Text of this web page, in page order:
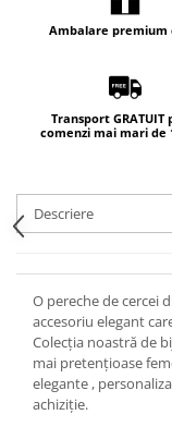
Ambalare premium
Transport GRATUIT
comenzi mai mari de
Descriere
O pereche de cercei
accesoriu elegant
Colecția noastră de
mai pretențioase
elegante ,
achiziție.